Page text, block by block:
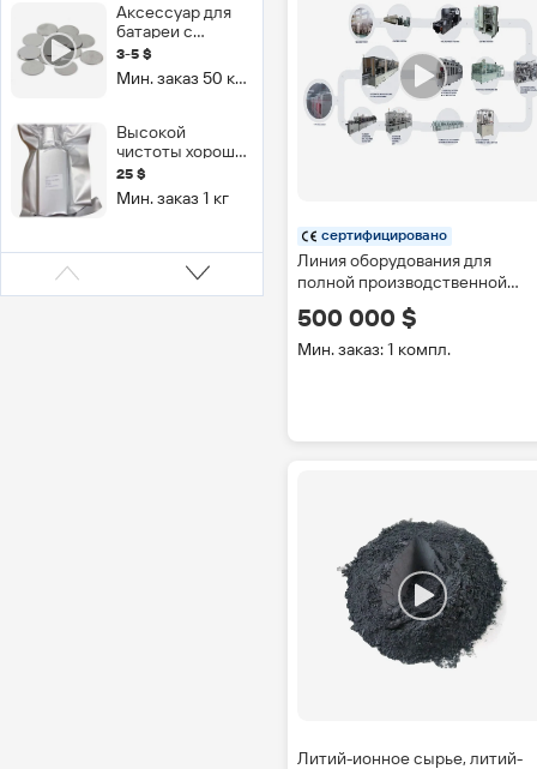
для
аккумуляторов
Аксессуар для
батареи с
монетным
аккумулятором
20d X 3,2 мм>
аккумулятор 4,5
В
3-5 $
Мин. заказ 50 компл.
Высокой
чистоты хорошая
цена
растворителем
NMP N-Methyl-2-
для батарея
исследования
25 $
Мин. заказ 1 кг
сертифицировано
Линия оборудования для
полной производственной
линии хранения литиевых
батарей на солнечной
500 000 $
Мин. заказ: 1 компл.
Литий-ионное сырье, литий-